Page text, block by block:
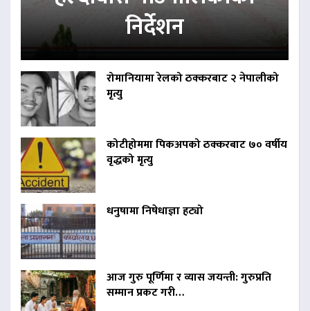
निर्देशन
रोमानियामा रेलको ठक्करबाट २ नेपालीको
मृत्यु
कोटीहोममा पिकअपको ठक्करबाट ७० वर्षीय
वृद्धको मृत्यु
धनुषामा निषेधाज्ञा हट्यो
आज गुरु पूर्णिमा र व्यास जयन्ती: गुरुप्रति
सम्मान प्रकट गरी…